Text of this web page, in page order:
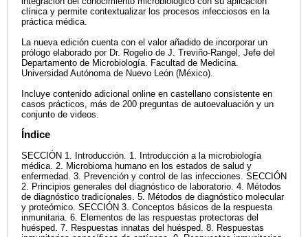
clínica y permite contextualizar los procesos infecciosos en la
práctica médica.
La nueva edición cuenta con el valor añadido de incorporar un
prólogo elaborado por Dr. Rogelio de J. Treviño-Rangel, Jefe del
Departamento de Microbiología. Facultad de Medicina.
Universidad Autónoma de Nuevo León (México).
Incluye contenido adicional online en castellano consistente en
casos prácticos, más de 200 preguntas de autoevaluación y un
conjunto de videos.
Índice
SECCIÓN 1. Introducción. 1. Introducción a la microbiología
médica. 2. Microbioma humano en los estados de salud y
enfermedad. 3. Prevención y control de las infecciones. SECCIÓN
2. Principios generales del diagnóstico de laboratorio. 4. Métodos
de diagnóstico tradicionales. 5. Métodos de diagnóstico molecular
y proteómico. SECCIÓN 3. Conceptos básicos de la respuesta
inmunitaria. 6. Elementos de las respuestas protectoras del
huésped. 7. Respuestas innatas del huésped. 8. Respuestas